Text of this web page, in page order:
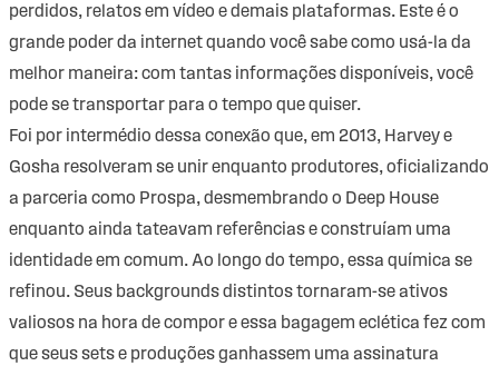
perdidos, relatos em vídeo e demais plataformas. Este é o
grande poder da internet quando você sabe como usá-la da
melhor maneira: com tantas informações disponíveis, você
pode se transportar para o tempo que quiser.
Foi por intermédio dessa conexão que, em 2013, Harvey e
Gosha resolveram se unir enquanto produtores, oficializando
a parceria como Prospa, desmembrando o Deep House
enquanto ainda tateavam referências e construíam uma
identidade em comum. Ao longo do tempo, essa química se
refinou. Seus backgrounds distintos tornaram-se ativos
valiosos na hora de compor e essa bagagem eclética fez com
que seus sets e produções ganhassem uma assinatura